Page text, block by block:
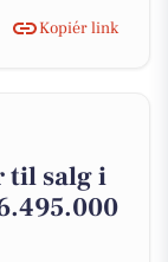
Kopiér link
til salg i